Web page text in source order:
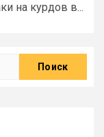
на курдов в...